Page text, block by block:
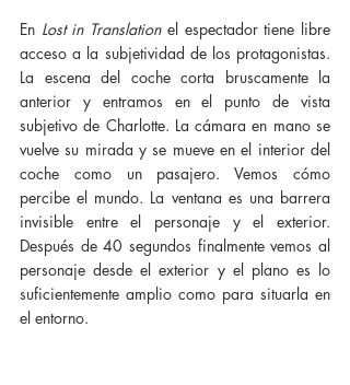
En Lost in Translation el espectador tiene libre
acceso a la subjetividad de los protagonistas.
La escena del coche corta bruscamente la
anterior y entramos en el punto de vista
subjetivo de Charlotte. La cámara en mano se
vuelve su mirada y se mueve en el interior del
coche como un pasajero. Vemos cómo
percibe el mundo. La ventana es una barrera
invisible entre el personaje y el exterior.
Después de 40 segundos finalmente vemos al
personaje desde el exterior y el plano es lo
suficientemente amplio como para situarla en
el entorno.